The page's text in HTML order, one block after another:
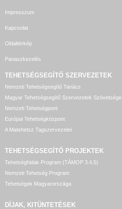
Impresszum
Kapcsolat
Oldaltérkép
Panaszkezelés
TEHETSÉGSEGÍTŐ SZERVEZETEK
Nemzeti Tehetségsegítő Tanács
Magyar Tehetségsegítő Szervezetek Szövetsége
Nemzeti Tehetségpont
Európai Tehetségközpont
A Matehetsz Tagszervezetei
TEHETSÉGSEGÍTŐ PROJEKTEK
Tehetséghidak Program (TÁMOP 3.4.5)
Nemzeti Tehetség Program
Tehetségek Magyarországa
DÍJAK, KITÜNTETÉSEK